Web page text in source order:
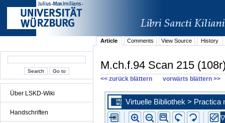
Über LSKD-Wiki
Handschriften
Article Comments View Source History
M.ch.f.94 Scan 215
<< zurück blättern vorwärts blättern >>